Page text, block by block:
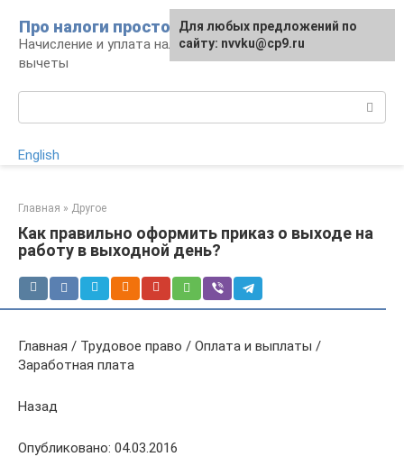
контенту
Про налоги просто
Начисление и уплата налогов, налоговые
вычеты
English
Главная » Другое
Как правильно оформить приказ о выходе на
работу в выходной день?
Главная / Трудовое право / Оплата и выплаты /
Заработная плата
Назад
Опубликовано: 04.03.2016
Для любых предложений по
сайту: nvvku@cp9.ru